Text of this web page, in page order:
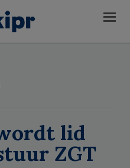
lid
ZGT